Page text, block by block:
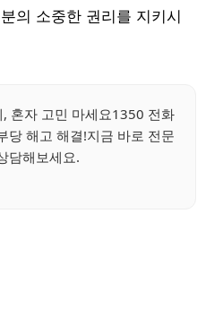
의 소중한 권리를 지키시
, 혼자 고민 마세요1350 전화
당 해고 해결!지금 바로 전문
담해보세요.